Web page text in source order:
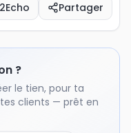
2Echo Partager
?
le tien, pour ta
clients — prêt en